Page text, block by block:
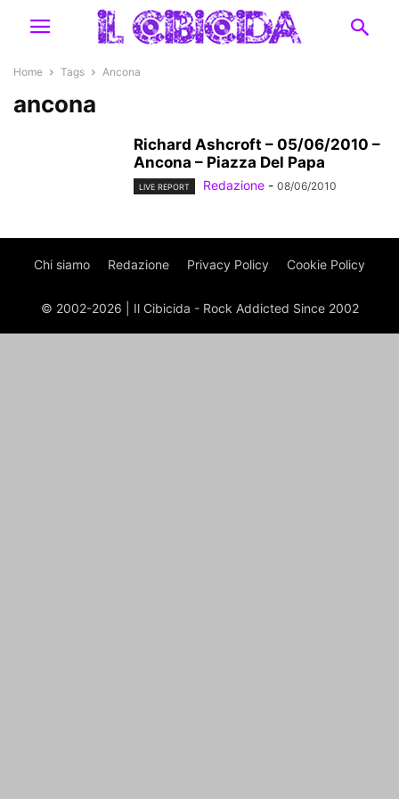
Home Tags Ancona
ancona
Richard Ashcroft – 05/06/2010 –
Ancona – Piazza Del Papa
LIVE REPORT Redazione - 08/06/2010
Chi siamo Redazione Privacy Policy Cookie Policy
© 2002-2026 | Il Cibicida - Rock Addicted Since 2002